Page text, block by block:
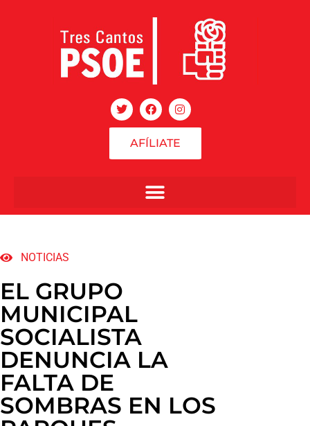
AFÍLIATE
NOTICIAS
EL GRUPO
MUNICIPAL
SOCIALISTA
DENUNCIA LA
FALTA DE
SOMBRAS EN LOS